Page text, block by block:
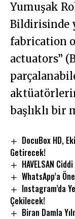
Yumuşak
Bildirisinde
fabrication
actuators”
başlıklı bir
DocuBox HD,
Getirecek!
HAVELSAN
WhatsApp’a
Instagram’da
Çekilecek!
Biran Damla